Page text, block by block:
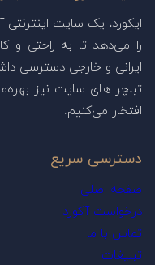
ایکورد، یک سایت
را می‌دهد تا به راحتی و
ایرانی و خارجی دسترسی
تبلچر های سایت نیز
افتخار می‌کنیم.
دسترسی سریع
صفحه اصلی
درخواست آکورد
تماس با ما
تبلیغات